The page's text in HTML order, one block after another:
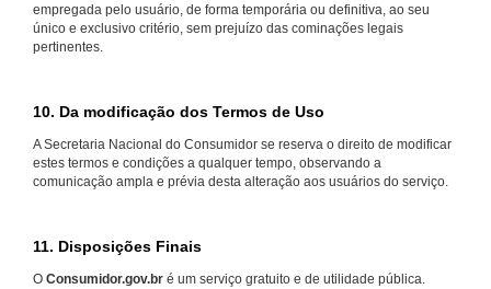
empregada pelo usuário, de forma temporária ou definitiva, ao seu
único e exclusivo critério, sem prejuízo das cominações legais
pertinentes.
10. Da modificação dos Termos de Uso
A Secretaria Nacional do Consumidor se reserva o direito de modificar
estes termos e condições a qualquer tempo, observando a
comunicação ampla e prévia desta alteração aos usuários do serviço.
11. Disposições Finais
O Consumidor.gov.br é um serviço gratuito e de utilidade pública.